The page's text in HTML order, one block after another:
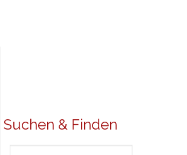
Suchen & Finden